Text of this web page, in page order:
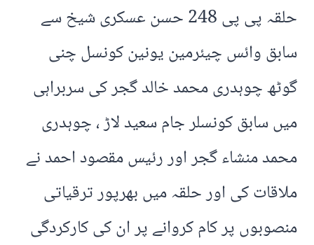
حلقہ پی پی 248 حسن عسکری شیخ سے
سابق وائس چیئرمین یونین کونسل چنی
گوٹھ چوہدری محمد خالد گجر کی سربراہی
میں سابق کونسلر جام سعید لاڑ ، چوہدری
محمد منشاء گجر اور رئیس مقصود احمد نے
ملاقات کی اور حلقہ میں بھرپور ترقیاتی
منصوبوں پر کام کروانے پر ان کی کارکردگی